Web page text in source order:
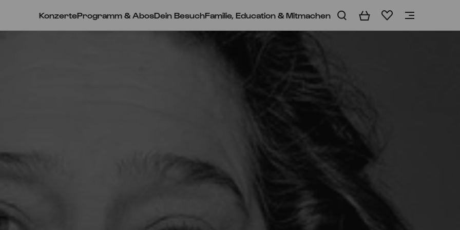
KonzerteProgramm & AbosDein BesuchFamilie, Education & Mitmachen WarenkorbMerkliste